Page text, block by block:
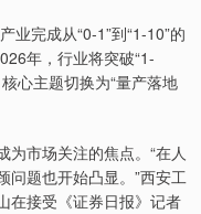
业完成从“0-1”到“1-10”的
年，行业将突破“1-
心主题切换为“量产落地
为市场关注的焦点。“在人
问题也开始凸显。”西安工
在接受《证券日报》记者